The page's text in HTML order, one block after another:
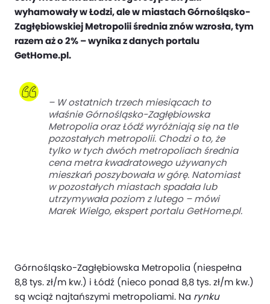
wyhamowały w Łodzi, ale w miastach Górnośląsko-
Zagłębiowskiej Metropolii średnia znów wzrosła, tym
razem aż o 2% – wynika z danych portalu
GetHome.pl.
– W ostatnich trzech miesiącach to
właśnie Górnośląsko-Zagłębiowska
Metropolia oraz Łódź wyróżniają się na tle
pozostałych metropolii. Chodzi o to, że
tylko w tych dwóch metropoliach średnia
cena metra kwadratowego używanych
mieszkań poszybowała w górę. Natomiast
w pozostałych miastach spadała lub
utrzymywała poziom z lutego – mówi
Marek Wielgo, ekspert portalu GetHome.pl.
Górnośląsko-Zagłębiowska Metropolia (niespełna
8,8 tys. zł/m kw.) i Łódź (nieco ponad 8,8 tys. zł/m kw.)
są wciąż najtańszymi metropoliami. Na rynku